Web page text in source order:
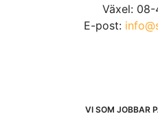
Växel: 08-
E-post:
VI SOM JOBBAR